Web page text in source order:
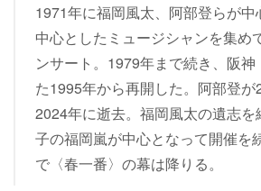
1971年に福岡風太、阿部登らが
中心としたミュージシャンを集め
ンサート。1979年まで続き、阪神
た1995年から再開した。阿部登
2024年に逝去。福岡風太の遺志
子の福岡嵐が中心となって開催を
で〈春一番〉の幕は降りる。